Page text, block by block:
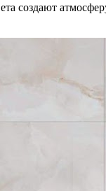
создают